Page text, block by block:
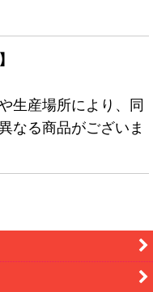
生産場所により、同
なる商品がございま